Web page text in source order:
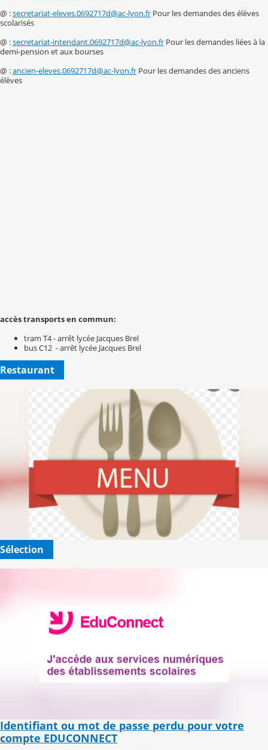
@ :secretariat-eleves.0692717d@ac-lyon.fr Pour les demandes des élèves
scolarisés
@ :secretariat-intendant.0692717d@ac-lyon.fr Pour les demandes liées à la
demi-pension et aux bourses
@ :ancien-eleves.0692717d@ac-lyon.fr Pour les demandes des anciens
élèves
accès transports en commun:
tram T4 - arrêt lycée Jacques Brel
bus C12 - arrêt lycée Jacques Brel
Restaurant
Sélection
Identifiant ou mot de passe perdu pour votre
compte EDUCONNECT